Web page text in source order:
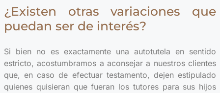
¿Existen otras variaciones que
puedan ser de interés?
Si bien no es exactamente una autotutela en sentido
estricto, acostumbramos a aconsejar a nuestros clientes
que, en caso de efectuar testamento, dejen estipulado
quienes quisieran que fueran los tutores para sus hijos